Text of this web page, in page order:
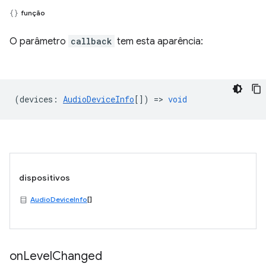
função
O parâmetro callback tem esta aparência:
(devices : AudioDeviceInfo[]) => void
dispositivos
AudioDeviceInfo[]
onLevelChanged